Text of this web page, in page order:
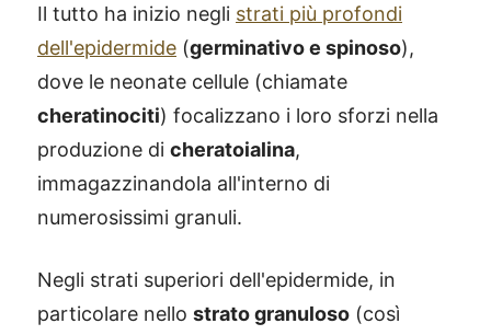
Il tutto ha inizio negli strati più profondi
dell'epidermide (germinativo e spinoso),
dove le neonate cellule (chiamate
cheratinociti) focalizzano i loro sforzi nella
produzione di cheratoialina,
immagazzinandola all'interno di
numerosissimi granuli.
Negli strati superiori dell'epidermide, in
particolare nello strato granuloso (così